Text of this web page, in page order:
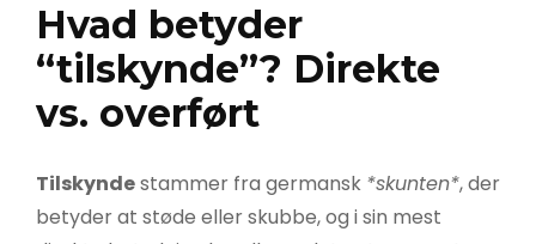
Hvad betyder
“tilskynde”? Direkte
vs. overført
Tilskyndestammer fra germansk *skunten*, der
betyder at støde eller skubbe, og i sin mest